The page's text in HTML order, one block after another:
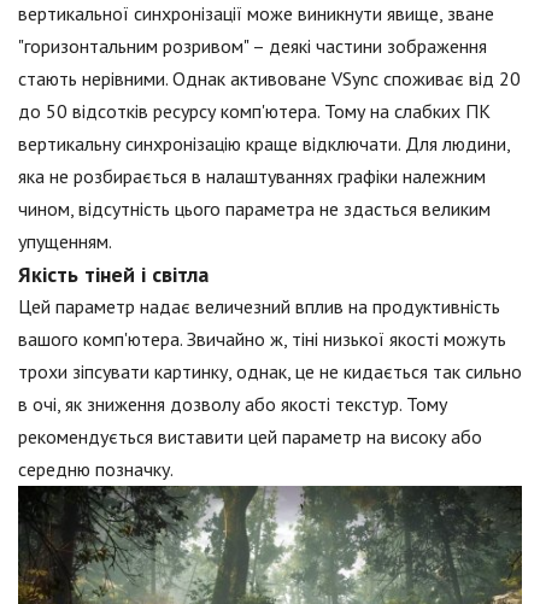
вертикальної синхронізації може виникнути явище, зване
"горизонтальним розривом" – деякі частини зображення
стають нерівними. Однак активоване VSync споживає від 20
до 50 відсотків ресурсу комп'ютера. Тому на слабких ПК
вертикальну синхронізацію краще відключати. Для людини,
яка не розбирається в налаштуваннях графіки належним
чином, відсутність цього параметра не здасться великим
упущенням.
Якість тіней і світла
Цей параметр надає величезний вплив на продуктивність
вашого комп'ютера. Звичайно ж, тіні низької якості можуть
трохи зіпсувати картинку, однак, це не кидається так сильно
в очі, як зниження дозволу або якості текстур. Тому
рекомендується виставити цей параметр на високу або
середню позначку.